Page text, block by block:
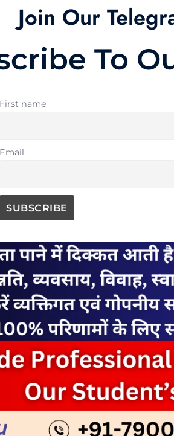
Join Our
To
First name
Email